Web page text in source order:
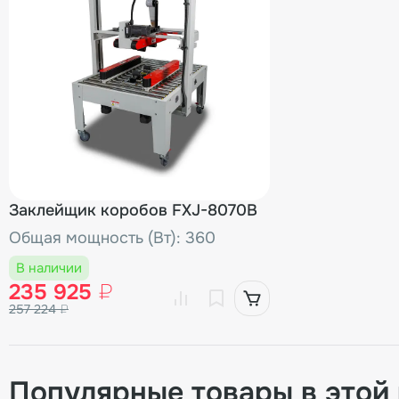
Заклейщик коробов FXJ-8070B
Общая мощность (Вт): 360
В наличии
235 925 ₽
257 224₽